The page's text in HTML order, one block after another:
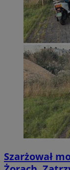
Szarżował